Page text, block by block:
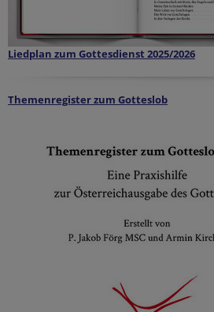
Liedplan zum Gottesdienst 2025/2026
Themenregister zum Gotteslob